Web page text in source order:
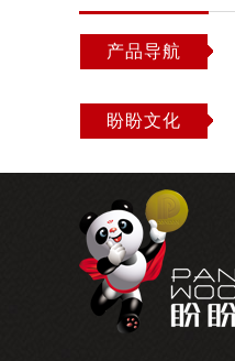
产品导航
盼盼文化